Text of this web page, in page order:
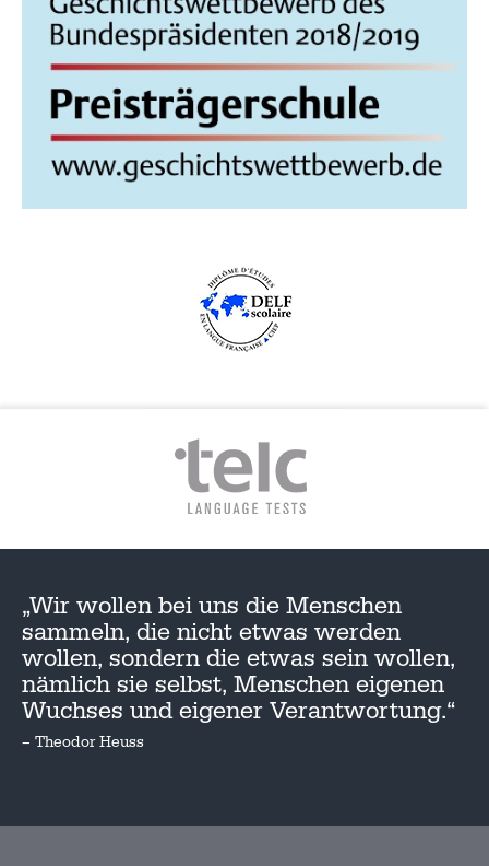
„Wir wollen bei uns die Menschen
sammeln, die nicht etwas werden
wollen, sondern die etwas sein wollen,
nämlich sie selbst, Menschen eigenen
Wuchses und eigener Verantwortung.“
– Theodor Heuss